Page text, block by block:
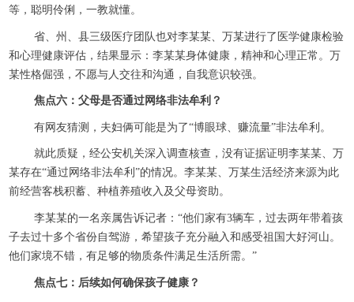
等，聪明伶俐，一教就懂。
省、州、县三级医疗团队也对李某某、万某进行了医学健康检验
和心理健康评估，结果显示：李某某身体健康，精神和心理正常。万
某性格倔强，不愿与人交往和沟通，自我意识较强。
焦点六：父母是否通过网络非法牟利？
有网友猜测，夫妇俩可能是为了“博眼球、赚流量”非法牟利。
就此质疑，经公安机关深入调查核查，没有证据证明李某某、万
某存在“通过网络非法牟利”的情况。李某某、万某生活经济来源为此
前经营客栈积蓄、种植养殖收入及父母资助。
李某某的一名亲属告诉记者：“他们家有3辆车，过去两年带着孩
子去过十多个省份自驾游，希望孩子充分融入和感受祖国大好河山。
他们家境不错，有足够的物质条件满足生活所需。”
焦点七：后续如何确保孩子健康？